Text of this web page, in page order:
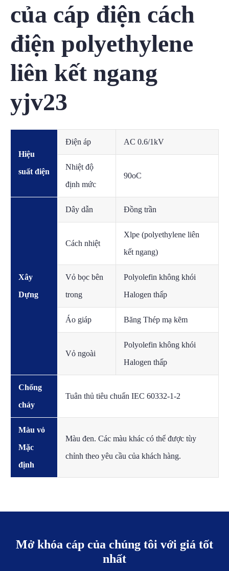
của cáp điện cách
điện polyethylene
liên kết ngang
yjv23
Hiệu
suất điện
Điện áp AC 0.6/1kV
Nhiệt độ
định mức
90oC
Xây
Dựng
Dây dẫn Đồng trần
Cách nhiệt
Xlpe (polyethylene liên
kết ngang)
Vỏ bọc bên
trong
Polyolefin không khói
Halogen thấp
Áo giáp Băng Thép mạ kẽm
Vỏ ngoài
Polyolefin không khói
Halogen thấp
Chống
cháy
Tuân thủ tiêu chuẩn IEC 60332-1-2
Màu vỏ
Mặc
định
Màu đen. Các màu khác có thể được tùy
chỉnh theo yêu cầu của khách hàng.
Mở khóa cáp của chúng tôi với giá tốt
nhất